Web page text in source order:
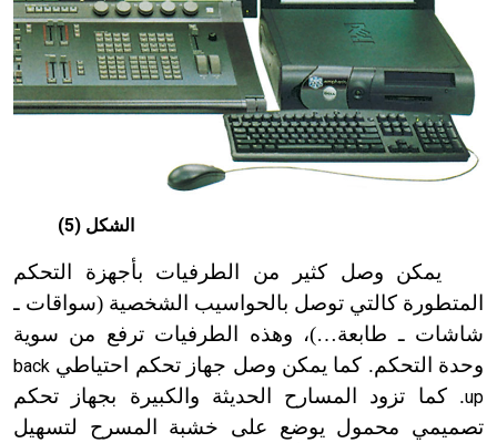
الشكل (5)
يمكن وصل كثير من الطرفيات بأجهزة التحكم
المتطورة كالتي توصل بالحواسيب الشخصية (سواقات ـ
شاشات ـ طابعة…)، وهذه الطرفيات ترفع من سوية
وحدة التحكم. كما يمكن وصل جهاز تحكم احتياطي back
up. كما تزود المسارح الحديثة والكبيرة بجهاز تحكم
تصميمي محمول يوضع على خشبة المسرح لتسهيل